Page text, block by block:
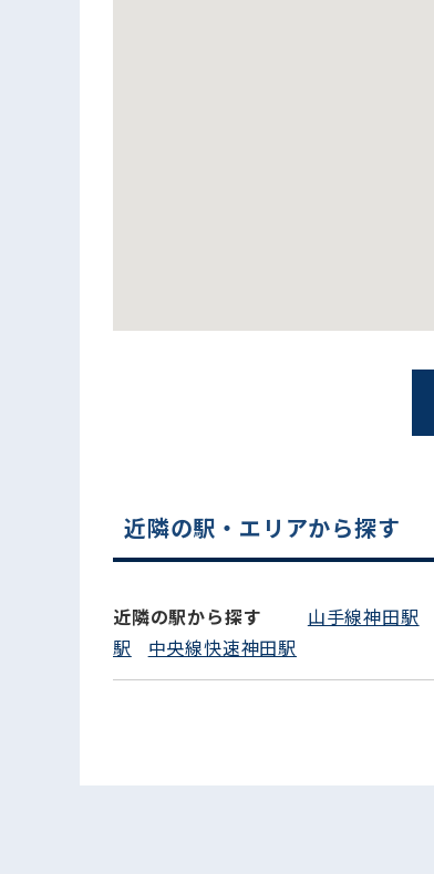
近隣の駅・エリアから探す
近隣の駅から探す 山手線神田駅
駅
中央線快速神田駅